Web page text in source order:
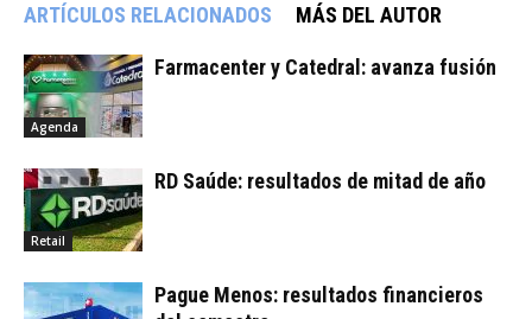
ARTÍCULOS RELACIONADOS MÁS DEL AUTOR
Agenda
Farmacenter y Catedral: avanza fusión
Retail
RD Saúde: resultados de mitad de año
Pague Menos: resultados financieros